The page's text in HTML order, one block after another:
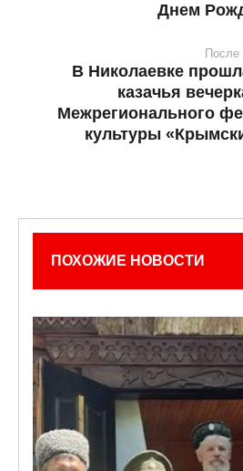
Днем
После
В Николаевке
казачья
Межрегионального
культуры
ПОХОЖИЕ НОВОСТИ